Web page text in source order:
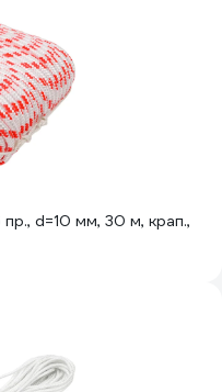
d=10 мм, 30 м, крап.,